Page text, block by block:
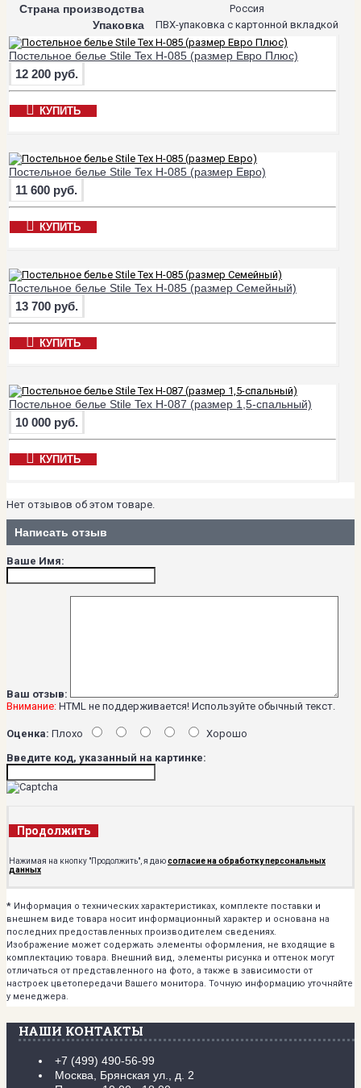
Страна производства Россия
Упаковка ПВХ-упаковка с картонной вкладкой
Постельное белье Stile Tex H-085 (размер Евро Плюс)
12 200 руб.
КУПИТЬ
Постельное белье Stile Tex H-085 (размер Евро)
11 600 руб.
КУПИТЬ
Постельное белье Stile Tex H-085 (размер Семейный)
13 700 руб.
КУПИТЬ
Постельное белье Stile Tex H-087 (размер 1,5-спальный)
10 000 руб.
КУПИТЬ
Нет отзывов об этом товаре.
Написать отзыв
Ваше Имя:
Ваш отзыв:
Внимание: HTML не поддерживается! Используйте обычный текст.
Оценка: Плохо
Хорошо
Введите код, указанный на картинке:
Продолжить
Нажимая на кнопку "Продолжить", я даюсогласие на обработку персональных
данных
* Информация о технических характеристиках, комплекте поставки и
внешнем виде товара носит информационный характер и основана на
последних предоставленных производителем сведениях.
Изображение может содержать элементы оформления, не входящие в
комплектацию товара. Внешний вид, элементы рисунка и оттенок могут
отличаться от представленного на фото, а также в зависимости от
настроек цветопередачи Вашего монитора. Точную информацию уточняйте
у менеджера.
НАШИ КОНТАКТЫ
+7 (499) 490-56-99
Москва, Брянская ул., д. 2